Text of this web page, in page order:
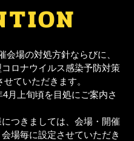
会場の対処方針ならびに、
ロナウイルス感染予防対策
ていただきます。
月上旬頃を目処にご案内さ
つきましては、会場・開催
場毎に設定させていただき